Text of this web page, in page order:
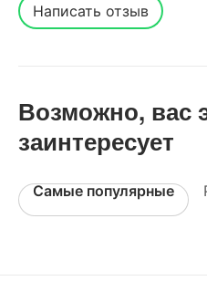
Написать отзыв
Возможно, вас
заинтересует
Самые популярные